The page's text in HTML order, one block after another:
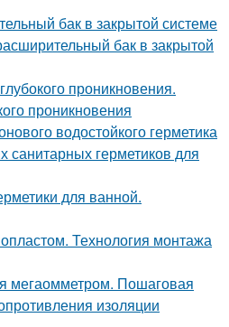
бак в закрытой системе
бак в закрытой
проникновения.
проникновения
водостойкого герметика
герметиков для
для ванной.
Технология монтажа
мегаомметром. Пошаговая
изоляции